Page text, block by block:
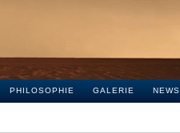
PHILOSOPHIE GALERIE NEWS